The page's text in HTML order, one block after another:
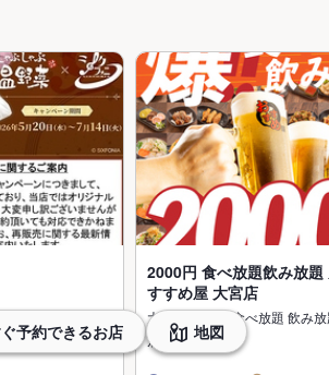
題 飲み放題…
2000円 食べ放題飲み放題
すすめ屋 大宮店
大宮駅 居酒屋 食べ放題 飲み
居酒屋/大宮駅
予約できるお店 地図